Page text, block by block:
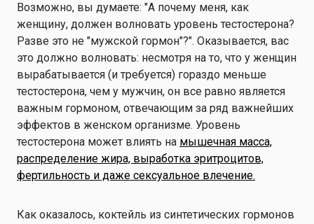
Возможно, вы думаете: "А почему меня, как
женщину, должен волновать уровень тестостерона?
Разве это не "мужской гормон"?". Оказывается, вас
это должно волновать: несмотря на то, что у женщин
вырабатывается (и требуется) гораздо меньше
тестостерона, чем у мужчин, он все равно является
важным гормоном, отвечающим за ряд важнейших
эффектов в женском организме. Уровень
тестостерона может влиять на мышечная масса,
распределение жира, выработка эритроцитов,
фертильность и даже сексуальное влечение.
Как оказалось, коктейль из синтетических гормонов